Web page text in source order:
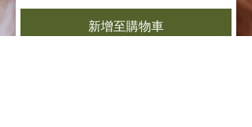
新增至購物車